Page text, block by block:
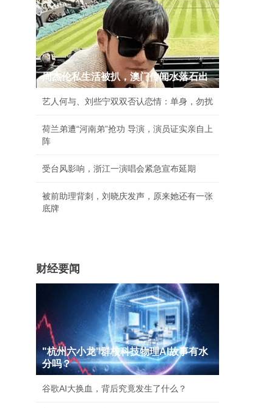
周杰伦私生活被扒，澳门传闻水落石出
艺人何与、刘些宁双双否认恋情：单身，勿扰
荷兰弟遭“河南弟”抢功 导演，演员证实亲自上
阵
受台风影响，浙江一演唱会紧急宣布延期
被前助理背刺，刘晓庆发声，原来她还有一张
底牌
财经要闻
"杭州六小龙"群核科技物理AI故事有水
分吗？
谷歌AI大换血，背后究竟发生了什么？